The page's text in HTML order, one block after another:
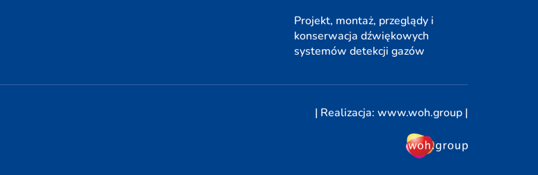
Projekt, montaż, przeglądy i
konserwacja dźwiękowych
systemów detekcji gazów
| Realizacja:www.woh.group |